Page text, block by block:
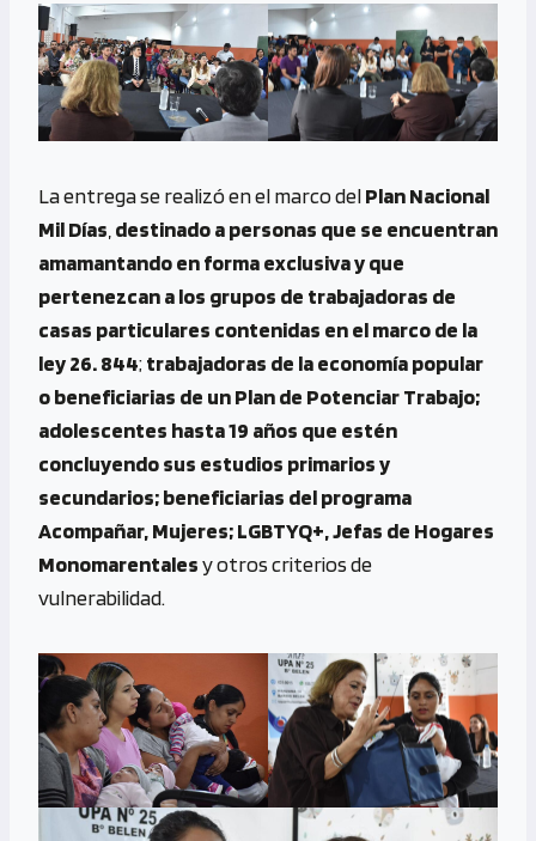
La entrega se realizó en el marco delPlan Nacional
Mil Días destinado a personas que se encuentran
amamantando en forma exclusiva y que
pertenezcan a los grupos de trabajadoras de
casas particulares contenidas en el marco de la
ley 26. 844;trabajadoras de la economía popular
o beneficiarias de un Plan de Potenciar Trabajo;
adolescentes hasta 19 años que estén
concluyendo sus estudios primarios y
secundarios; beneficiarias del programa
Acompañar, Mujeres; LGBTYQ+, Jefas de Hogares
Monomarentalesy otros criterios de
vulnerabilidad.